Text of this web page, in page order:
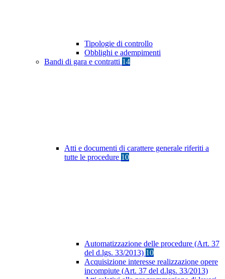
Tipologie di controllo
Obblighi e adempimenti
Bandi di gara e contratti 14
Atti e documenti di carattere generale riferiti a
tutte le procedure 10
Automatizzazione delle procedure (Art. 37
del d.lgs. 33/2013) 10
Acquisizione interesse realizzazione opere
incompiute (Art. 37 del d.lgs. 33/2013)